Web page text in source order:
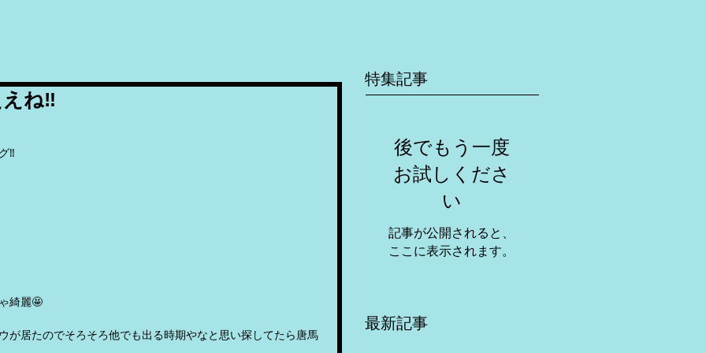
ね‼️
‼️
綺麗🤩
が居たのでそろそろ他でも出る時期やなと思い探してたら唐馬
特集記事
後でもう一度
お試しくださ
い
記事が公開されると、
ここに表示されます。
最新記事